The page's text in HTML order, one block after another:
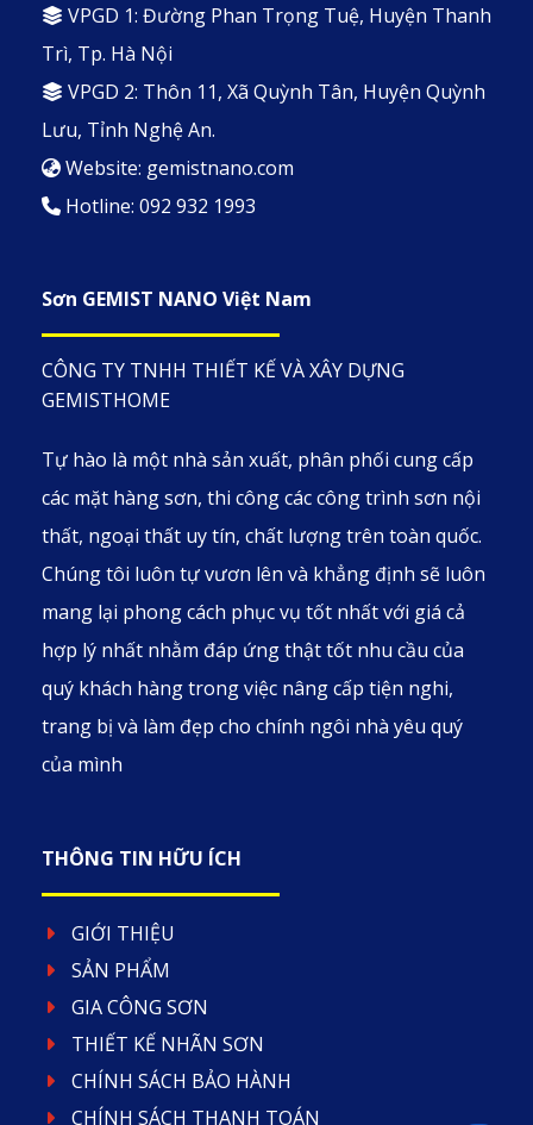
VPGD 1: Đường Phan Trọng Tuệ, Huyện Thanh
Trì, Tp. Hà Nội
VPGD 2: Thôn 11, Xã Quỳnh Tân, Huyện Quỳnh
Lưu, Tỉnh Nghệ An.
Website: gemistnano.com
Hotline: 092 932 1993
Sơn GEMIST NANO Việt Nam
CÔNG TY TNHH THIẾT KẾ VÀ XÂY DỰNG
GEMISTHOME
Tự hào là một nhà sản xuất, phân phối cung cấp
các mặt hàng sơn, thi công các công trình sơn nội
thất, ngoại thất uy tín, chất lượng trên toàn quốc.
Chúng tôi luôn tự vươn lên và khẳng định sẽ luôn
mang lại phong cách phục vụ tốt nhất với giá cả
hợp lý nhất nhằm đáp ứng thật tốt nhu cầu của
quý khách hàng trong việc nâng cấp tiện nghi,
trang bị và làm đẹp cho chính ngôi nhà yêu quý
của mình
THÔNG TIN HỮU ÍCH
GIỚI THIỆU
SẢN PHẨM
GIA CÔNG SƠN
THIẾT KẾ NHÃN SƠN
CHÍNH SÁCH BẢO HÀNH
CHÍNH SÁCH THANH TOÁN